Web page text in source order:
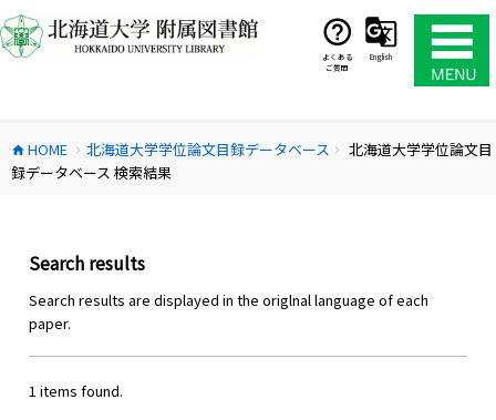
ン
テ
ス
キ
よくある
ご質問
English
home HOME chevron_right 北海道大学学位論文目録データベース chevron_right
北海道大学学位論文目
録データベース 検索結果
Search results
Search results are displayed in the origlnal language of each
paper.
1 items found.